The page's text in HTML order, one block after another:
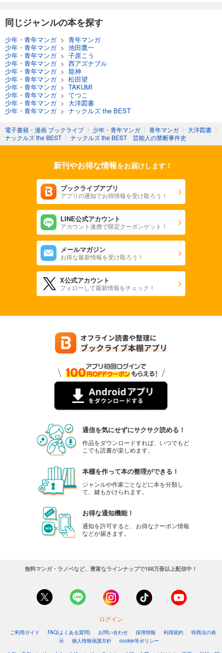
同じジャンルの本を探す
少年・青年マンガ> 青年マンガ
少年・青年マンガ> 池田鷹一
少年・青年マンガ> 子原こう
少年・青年マンガ> 西アズナブル
少年・青年マンガ> 龍神
少年・青年マンガ> 松田望
少年・青年マンガ> TAKUMI
少年・青年マンガ> てつこ
少年・青年マンガ> 大洋図書
少年・青年マンガ> ナックルズ the BEST
電子書籍・漫画 ブックライブ 〉 少年・青年マンガ 〉 青年マンガ 〉 大洋図書 〉
ナックルズ the BEST 〉 ナックルズ the BEST 芸能人の禁断事件史
新刊やお得な情報をお届けします！
ブックライブアプリ
アプリの通知でお得情報を受け取ろう！
LINE公式アカウント
アカウント連携で限定クーポンゲット！
メールマガジン
お得な最新情報を受け取ろう！
X公式アカウント
フォローして最新情報をチェック！
通信を気にせずにサクサク読める！
作品をダウンロードすれば、いつでもど
こでも読書が楽しめます。
本棚を作って本の整理ができる！
ジャンルや作家ごとなどに本を分類し
て、鍵もかけられます。
お得な通知機能！
通知を許可すると、お得なクーポン情報
などが届きます。
無料マンガ・ラノベなど、豊富なラインナップで188万冊以上配信中！
ログイン
ご利用ガイド FAQ(よくある質問) お問い合わせ 採用情報 利用規約
特商法の表
示
個人情報保護方針
cookie等ポリシー